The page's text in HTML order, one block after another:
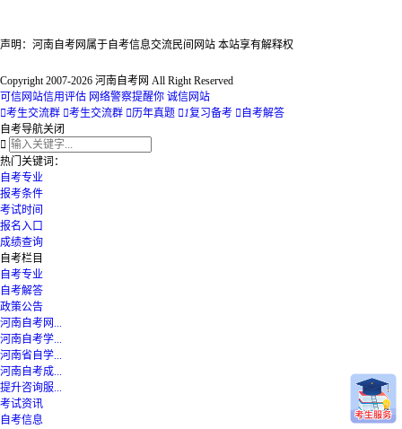
声明：河南自考网属于自考信息交流民间网站 本站享有解释权
Copyright 2007-2026 河南自考网 All Right Reserved
可信网站信用评估 网络警察提醒你 诚信网站
考生交流群 考生交流群 历年真题 1复习备考  自考解答
自考导航关闭

热门关键词：
自考专业
报考条件
考试时间
报名入口
成绩查询
自考栏目
自考专业
自考解答
政策公告
河南自考网...
河南自考学...
河南省自学...
河南自考成...
提升咨询服...
考试资讯
自考信息